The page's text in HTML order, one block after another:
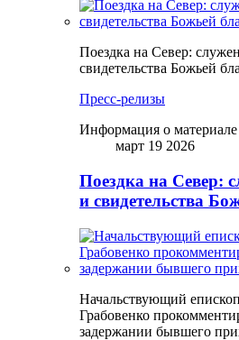
Поездка на Север:
свидетельства Божьей
Пресс-релизы
Информация о материале
март 19 2026
Поездка на Север:
и свидетельства
Начальствующий
Грабовенко
задержании бывшего